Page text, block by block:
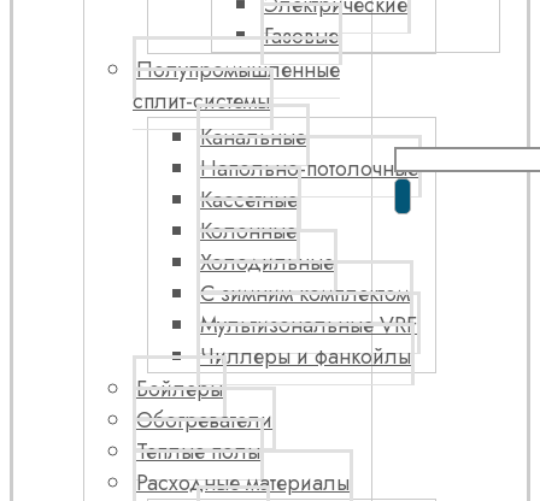
Газовые
Полупромышленные
сплит-системы
Канальные
Напольно-потолочные
Кассетные
Колонные
Холодильные
С зимним комплектом
Мультизональные VRF
Чиллеры и фанкойлы
Бойлеры
Обогреватели
Теплые полы
Расходные материалы